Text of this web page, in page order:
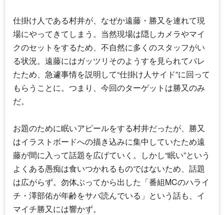
仕掛け人である村井が、なぜか遠藤・勝又を連れて現
場にやってきてしまう。当然現場は隠しカメラやマイ
クのセットをするため、不自然に多くのスタッフがい
る状況。遠藤にはガッツリそのようすを見られてバレ
たため、急遽事情を説明して“仕掛け人サイド”に回って
もらうことに。つまり、今回のターゲットは勝又のみ
だ。
お題のために眠いアピールをする村井だったが、勝又
はイラストボードへの描き込みに集中していたため遠
藤が間に入って話題を広げていく。しかし“眠い”という
よくある愚痴は食いつかれるものではないため、話題
は広がらず。勿体ぶってから出した「番組MCのハライ
チ ・ 澤部佑が年齢をサバ読んでいる」という話も、イ
マイチ勝又には響かず。